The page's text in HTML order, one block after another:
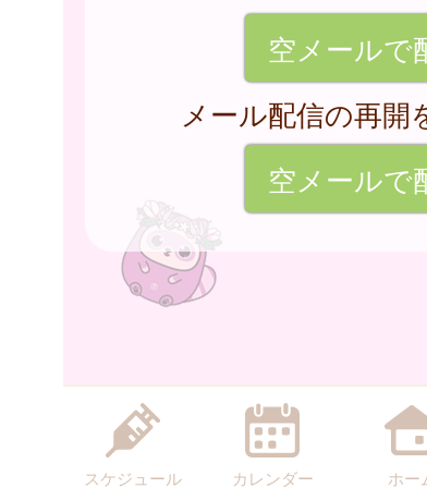
空メールで
メール配信の再開
空メールで
スケジュール カレンダー ホー